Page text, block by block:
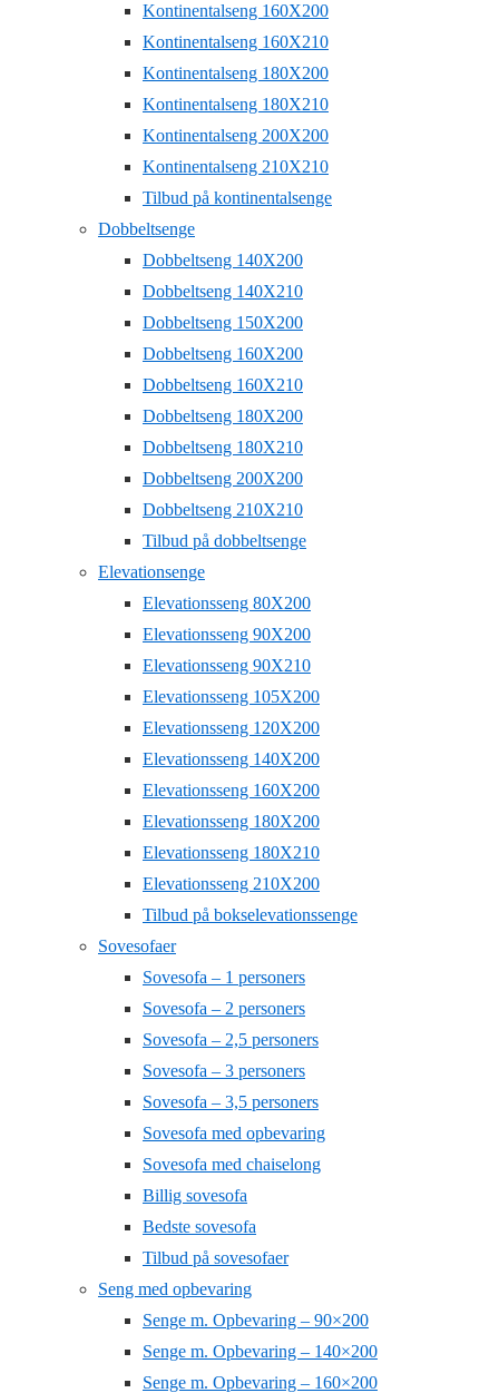
Kontinentalseng 160X200
Kontinentalseng 160X210
Kontinentalseng 180X200
Kontinentalseng 180X210
Kontinentalseng 200X200
Kontinentalseng 210X210
Tilbud på kontinentalsenge
Dobbeltsenge
Dobbeltseng 140X200
Dobbeltseng 140X210
Dobbeltseng 150X200
Dobbeltseng 160X200
Dobbeltseng 160X210
Dobbeltseng 180X200
Dobbeltseng 180X210
Dobbeltseng 200X200
Dobbeltseng 210X210
Tilbud på dobbeltsenge
Elevationsenge
Elevationsseng 80X200
Elevationsseng 90X200
Elevationsseng 90X210
Elevationsseng 105X200
Elevationsseng 120X200
Elevationsseng 140X200
Elevationsseng 160X200
Elevationsseng 180X200
Elevationsseng 180X210
Elevationsseng 210X200
Tilbud på bokselevationssenge
Sovesofaer
Sovesofa – 1 personers
Sovesofa – 2 personers
Sovesofa – 2,5 personers
Sovesofa – 3 personers
Sovesofa – 3,5 personers
Sovesofa med opbevaring
Sovesofa med chaiselong
Billig sovesofa
Bedste sovesofa
Tilbud på sovesofaer
Seng med opbevaring
Senge m. Opbevaring – 90×200
Senge m. Opbevaring – 140×200
Senge m. Opbevaring – 160×200